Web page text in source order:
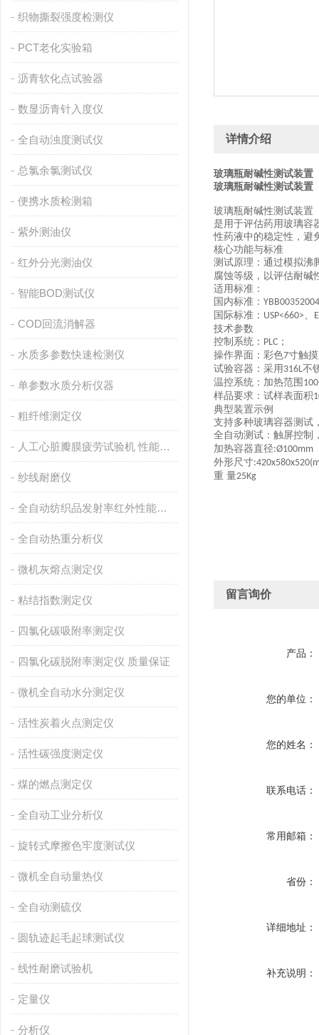
织物撕裂强度检测仪
PCT老化实验箱
沥青软化点试验器
数显沥青针入度仪
全自动浊度测试仪
总氯余氯测试仪
便携水质检测箱
紫外测油仪
红外分光测油仪
智能BOD测试仪
COD回流消解器
水质多参数快速检测仪
单参数水质分析仪器
粗纤维测定仪
人工心脏瓣膜疲劳试验机 性能稳定
纱线耐磨仪
全自动纺织品发射率红外性能分析
全自动热重分析仪
微机灰熔点测定仪
粘结指数测定仪
四氯化碳吸附率测定仪
四氯化碳脱附率测定仪 质量保证
微机全自动水分测定仪
活性炭着火点测定仪
活性碳强度测定仪
煤的燃点测定仪
全自动工业分析仪
旋转式摩擦色牢度测试仪
微机全自动量热仪
全自动测硫仪
圆轨迹起毛起球测试仪
线性耐磨试验机
定量仪
分析仪
详情介绍
玻璃瓶耐碱性测试装置
玻璃瓶耐碱性测试装置
玻璃瓶耐碱性测试装置
是用于评估药用玻璃容
性药液中的稳定性，避
核心功能与标准
测试原理‌：通过模拟沸
腐蚀等级，以评估耐碱
‌适用标准‌：
国内标准：
国际标准： USP<660>、
技术参数
控制系统： PLC ；
操作界面：彩色7寸触
‌试验容器‌：采用 316L不
‌温控系统‌：加热范围
‌样品要求‌：试样表面积
典型装置示例
支持多种玻璃容器测试
全自动测试‌：触屏控制
加热容器直径:Ø100mm
外形尺寸:
重 量25Kg
留言询价
产品：
您的单位：
您的姓名：
联系电话：
常用邮箱：
省份：
详细地址：
补充说明：